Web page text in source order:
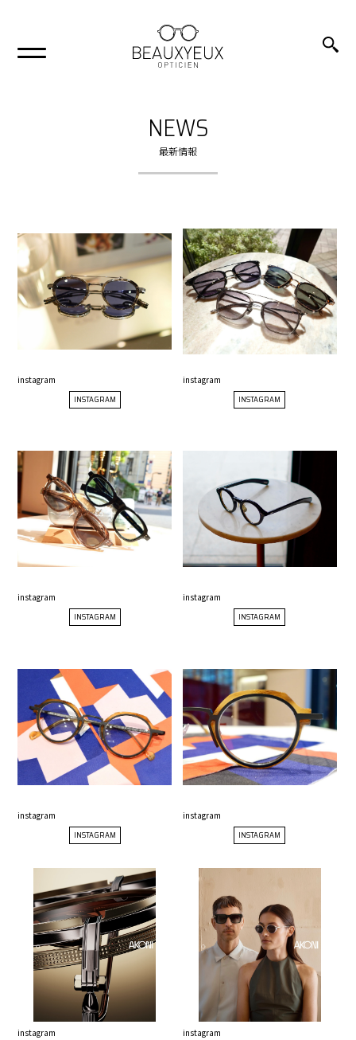
NEWS
最新情報
instagram
INSTAGRAM
instagram
INSTAGRAM
instagram
INSTAGRAM
instagram
INSTAGRAM
instagram
INSTAGRAM
instagram
INSTAGRAM
instagram
instagram